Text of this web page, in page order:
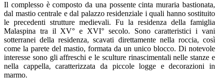
Il complesso è composto da una possente cinta muraria bastionata,
dal mastio centrale e dal palazzo residenziale i quali hanno sostituito
le precedenti strutture medievali. Fu la residenza della famiglia
Malaspina tra il XV° e XVI° secolo. Sono caratteristici i vani
sotterranei della residenza, scavati direttamente nella roccia, così
come la parete del mastio, formata da un unico blocco. Di notevole
interesse sono gli affreschi e le sculture rinascimentali nelle stanze e
nella cappella, caratterizzata da piccole logge e decorazioni in
marmo.